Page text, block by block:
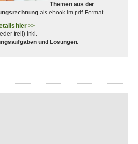
Themen aus der
als ebook im pdf-Format.
hier >>
frei!) Inkl.
und Lösungen.